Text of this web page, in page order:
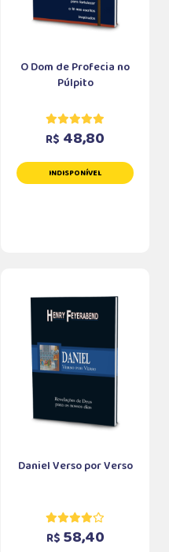
O Dom de Profecia no
Púlpito
R$ 48,80
INDISPONÍVEL
Daniel Verso por Verso
R$ 58,40